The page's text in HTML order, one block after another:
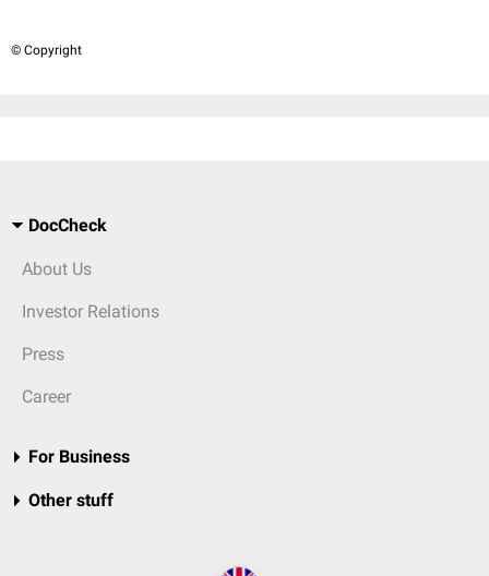
© Copyright
DocCheck
About Us
Investor Relations
Press
Career
For Business
Other stuff